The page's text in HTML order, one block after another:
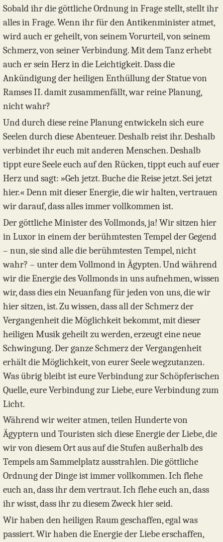
Sobald ihr die göttliche Ordnung in Frage stellt, stellt ihr
alles in Frage. Wenn ihr für den Antikenminister atmet,
wird auch er geheilt, von seinem Vorurteil, von seinem
Schmerz, von seiner Verbindung. Mit dem Tanz erhebt
auch er sein Herz in die Leichtigkeit. Dass die
Ankündigung der heiligen Enthüllung der Statue von
Ramses II. damit zusammenfällt, war reine Planung,
nicht wahr?
Und durch diese reine Planung entwickeln sich eure
Seelen durch diese Abenteuer. Deshalb reist ihr. Deshalb
verbindet ihr euch mit anderen Menschen. Deshalb
tippt eure Seele euch auf den Rücken, tippt euch auf euer
Herz und sagt: »Geh jetzt. Buche die Reise jetzt. Sei jetzt
hier.« Denn mit dieser Energie, die wir halten, vertrauen
wir darauf, dass alles immer vollkommen ist.
Der göttliche Minister des Vollmonds, ja! Wir sitzen hier
in Luxor in einem der berühmtesten Tempel der Gegend
– nun, sie sind alle die berühmtesten Tempel, nicht
wahr? – unter dem Vollmond in Ägypten. Und während
wir die Energie des Vollmonds in uns aufnehmen, wissen
wir, dass dies ein Neuanfang für jeden von uns, die wir
hier sitzen, ist. Zu wissen, dass all der Schmerz der
Vergangenheit die Möglichkeit bekommt, mit dieser
heiligen Musik geheilt zu werden, erzeugt eine neue
Schwingung. Der ganze Schmerz der Vergangenheit
erhält die Möglichkeit, von eurer Seele wegzutanzen.
Was übrig bleibt ist eure Verbindung zur Schöpferischen
Quelle, eure Verbindung zur Liebe, eure Verbindung zum
Licht.
Während wir weiter atmen, teilen Hunderte von
Ägyptern und Touristen sich diese Energie der Liebe, die
wir von diesem Ort aus auf die Stufen außerhalb des
Tempels am Sammelplatz ausstrahlen. Die göttliche
Ordnung der Dinge ist immer vollkommen. Ich flehe
euch an, dass ihr dem vertraut. Ich flehe euch an, dass
ihr wisst, dass ihr zu diesem Zweck hier seid.
Wir haben den heiligen Raum geschaffen, egal was
passiert. Wir haben die Energie der Liebe erschaffen,